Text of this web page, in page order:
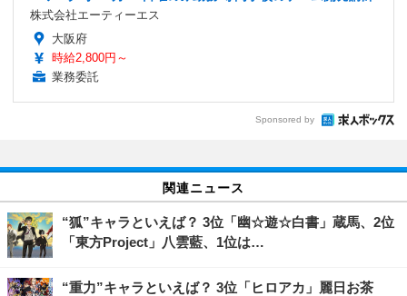
株式会社エーティーエス
大阪府
時給2,800円～
業務委託
Sponsored by
関連ニュース
“狐”キャラといえば？ 3位「幽☆遊☆白書」蔵馬、2位
「東方Project」八雲藍、1位は…
“重力”キャラといえば？ 3位「ヒロアカ」麗日お茶